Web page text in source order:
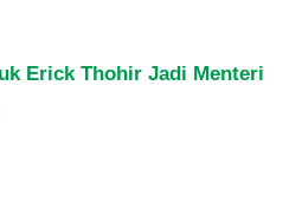
Erick Thohir Jadi Menteri